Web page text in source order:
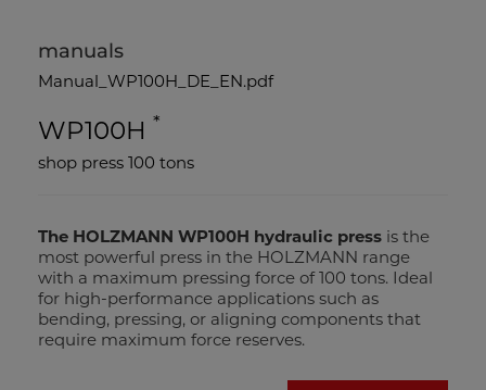
manuals
Manual_WP100H_DE_EN.pdf
WP100H *
shop press 100 tons
The HOLZMANN WP100H hydraulic press is the
most powerful press in the HOLZMANN range
with a maximum pressing force of 100 tons. Ideal
for high-performance applications such as
bending, pressing, or aligning components that
require maximum force reserves.